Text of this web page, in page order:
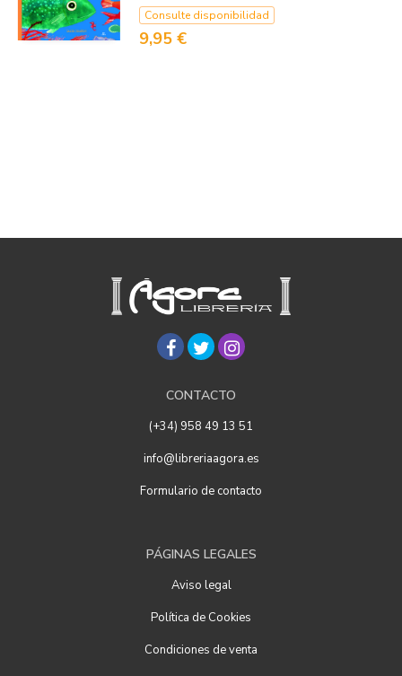
Consulte disponibilidad
9,95 €
CONTACTO
(+34) 958 49 13 51
info@libreriaagora.es
Formulario de contacto
PÁGINAS LEGALES
Aviso legal
Política de Cookies
Condiciones de venta